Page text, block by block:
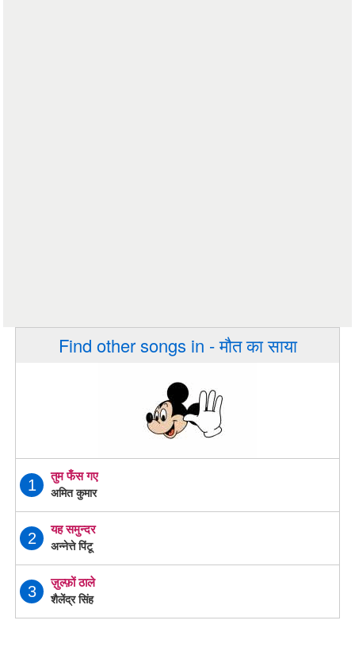
Find other songs in - मौत का साया
1
तुम फँस गए
अमित कुमार
2
यह समुन्दर
अन्नेत्ते पिंटू
3
ज़ुल्फ़ों ठाले
शैलेंद्र सिंह